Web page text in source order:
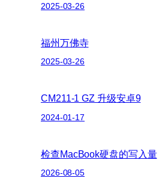
2025-03-26
福州万佛寺
2025-03-26
CM211-1 GZ 升级安卓9
2024-01-17
检查MacBook硬盘的写入量
2026-08-05